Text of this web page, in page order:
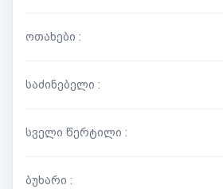
ოთახები :
საძინებელი :
სველი წერტილი :
ბუხარი :